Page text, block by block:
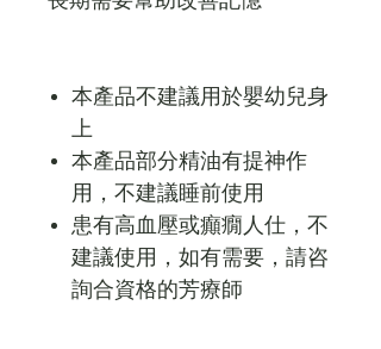
本產品不建議用於嬰幼兒身
上
本產品部分精油有提神作
用，不建議睡前使用
患有高血壓或癲癇人仕，不
建議使用，如有需要，請咨
詢合資格的芳療師